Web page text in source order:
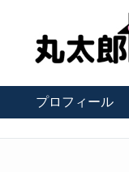
プロフィール